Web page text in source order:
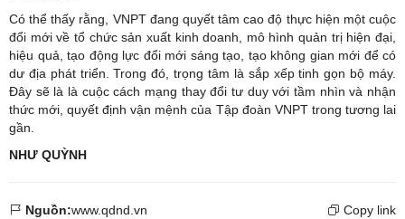
Có thể thấy rằng, VNPT đang quyết tâm cao độ thực hiện một cuộc
đổi mới về tổ chức sản xuất kinh doanh, mô hình quản trị hiện đại,
hiệu quả, tạo động lực đổi mới sáng tạo, tạo không gian mới để có
dư địa phát triển. Trong đó, trọng tâm là sắp xếp tinh gọn bộ máy.
Đây sẽ là là cuộc cách mạng thay đổi tư duy với tầm nhìn và nhận
thức mới, quyết định vận mệnh của Tập đoàn VNPT trong tương lai
gần.
NHƯ QUỲNH
Nguồn:www.qdnd.vn
Copy link